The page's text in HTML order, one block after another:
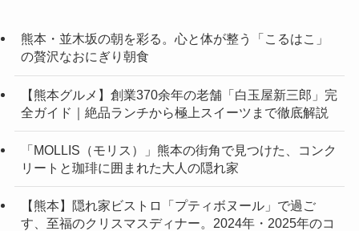
熊本・並木坂の朝を彩る。心と体が整う「こるはこ」
の贅沢なおにぎり朝食
【熊本グルメ】創業370余年の老舗「白玉屋新三郎」完
全ガイド｜絶品ランチから極上スイーツまで徹底解説
「MOLLIS（モリス）」熊本の街角で見つけた、コンク
リートと珈琲に囲まれた大人の隠れ家
【熊本】隠れ家ビストロ「プティボヌール」で過ご
す、至福のクリスマスディナー。2024年・2025年のコ